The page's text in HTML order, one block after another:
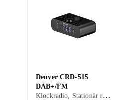
Denver CRD-515
DAB+/FM
Klockradio, Stationär radio, FM, DAB, DAB+, Klockradio med alarm